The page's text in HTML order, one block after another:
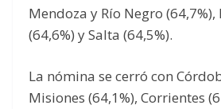
Mendoza y Río Negro (64,7%),
(64,6%) y Salta (64,5%).
La nómina se cerró con
Misiones (64,1%), Corrientes